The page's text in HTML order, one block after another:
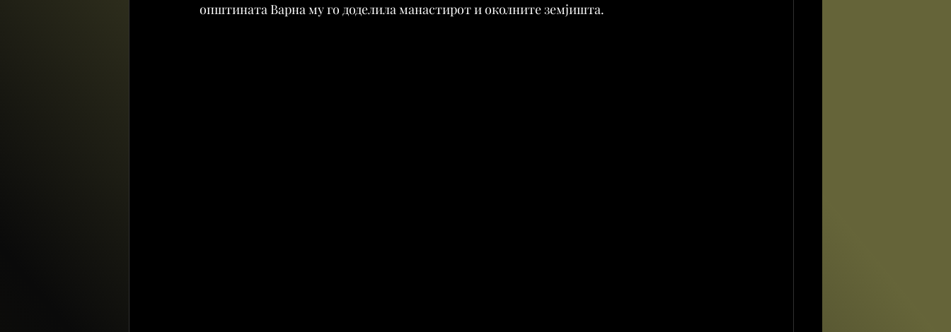
општината Варна му го доделила манастирот и околните земјишта.